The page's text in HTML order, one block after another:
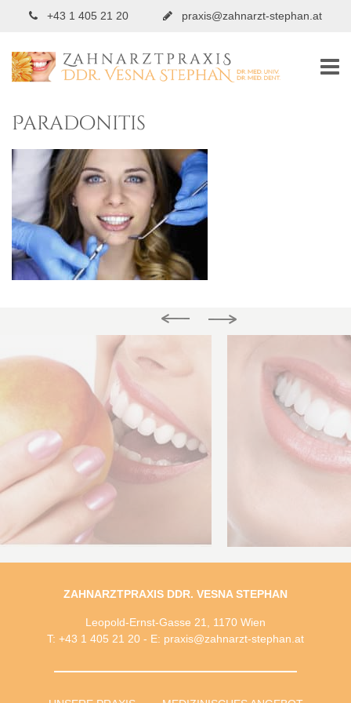
+43 1 405 21 20 praxis@zahnarzt-stephan.at
Paradonitis
ZAHNARZTPRAXIS DDR. VESNA STEPHAN
Leopold-Ernst-Gasse 21, 1170 Wien
T: +43 1 405 21 20 - E: praxis@zahnarzt-stephan.at